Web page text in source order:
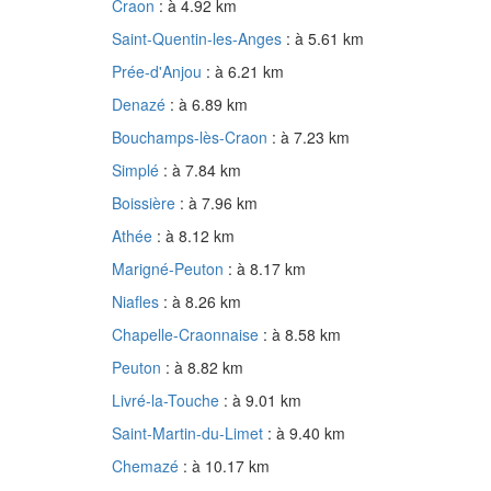
Craon : à 4.92 km
Saint-Quentin-les-Anges : à 5.61 km
Prée-d'Anjou : à 6.21 km
Denazé : à 6.89 km
Bouchamps-lès-Craon : à 7.23 km
Simplé : à 7.84 km
Boissière : à 7.96 km
Athée : à 8.12 km
Marigné-Peuton : à 8.17 km
Niafles : à 8.26 km
Chapelle-Craonnaise : à 8.58 km
Peuton : à 8.82 km
Livré-la-Touche : à 9.01 km
Saint-Martin-du-Limet : à 9.40 km
Chemazé : à 10.17 km